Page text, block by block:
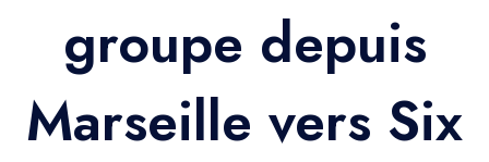
Trajet Gare SNCF
Taxis aéroport
Réservation
groupe depuis
Marseille vers Six